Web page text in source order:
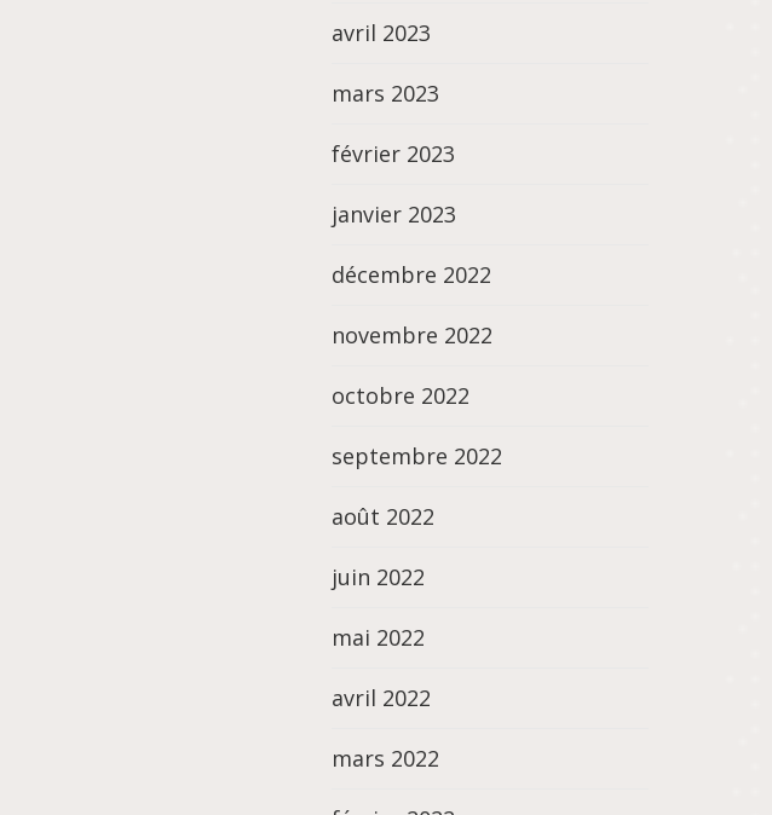
avril 2023
mars 2023
février 2023
janvier 2023
décembre 2022
novembre 2022
octobre 2022
septembre 2022
août 2022
juin 2022
mai 2022
avril 2022
mars 2022